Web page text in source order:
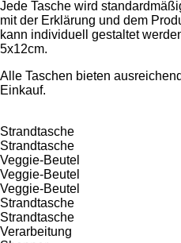
Jede Tasche wird
mit der Erklärung und dem
kann individuell gestaltet
5x12cm.
Alle Taschen bieten
Einkauf.
Strandtasche
Strandtasche
Veggie-Beutel
Veggie-Beutel
Veggie-Beutel
Strandtasche
Strandtasche
Verarbeitung